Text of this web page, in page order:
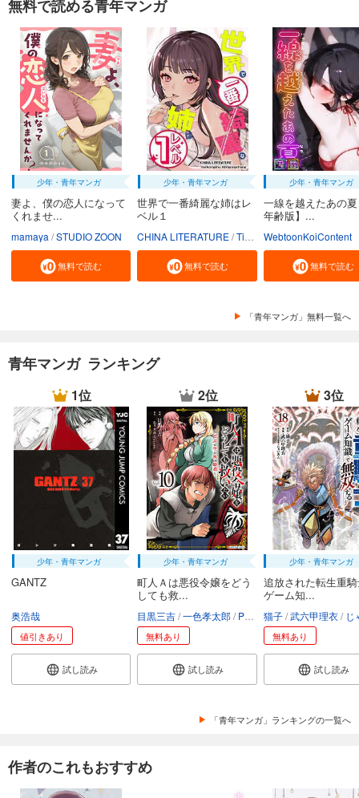
無料で読める青年マンガ
少年・青年マンガ
妻よ、僕の恋人になって
くれませ...
mamaya STUDIO ZOON
無料で読む
少年・青年マンガ
世界で一番綺麗な姉はレ
ベル１
CHINA LITERATURE Tiankongshu Mangongchang
無料で読む
少年・青年マンガ
一線を越えたあの
年齢版】...
WebtoonKoiContent
無料で読む
「青年マンガ」無料一覧へ
青年マンガ ランキング
1位
少年・青年マンガ
GANTZ
奥浩哉
値引きあり
試し読み
2位
少年・青年マンガ
町人Ａは悪役令嬢をどう
しても救...
目黒三吉 一色孝太郎 Parum
無料あり
試し読み
3位
少年・青年マンガ
追放された転生重
ゲーム知...
猫子 武六甲理衣 じゃ
無料あり
試し読み
「青年マンガ」ランキングの一覧へ
作者のこれもおすすめ